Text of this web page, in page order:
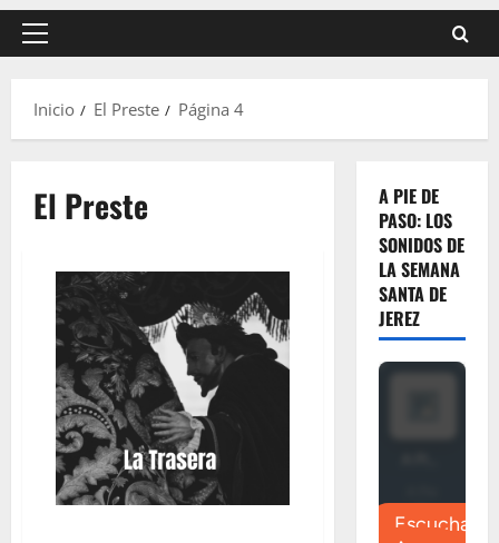
Menú
Inicio
El Preste Página 4
El Preste
A PIE DE
PASO: LOS
SONIDOS DE
LA SEMANA
SANTA DE
JEREZ